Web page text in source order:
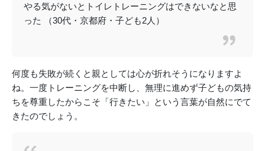
やる気がないとトイレトレーニングはできないなと思
った （30代・京都府・子ども2人）
何度も失敗が続くと親としては心が折れそうになりますよ
ね。一度トレーニングを中断し、無理に進めず子どもの気持
ちを尊重したからこそ「行きたい」という言葉が自然にでて
きたのでしょう。